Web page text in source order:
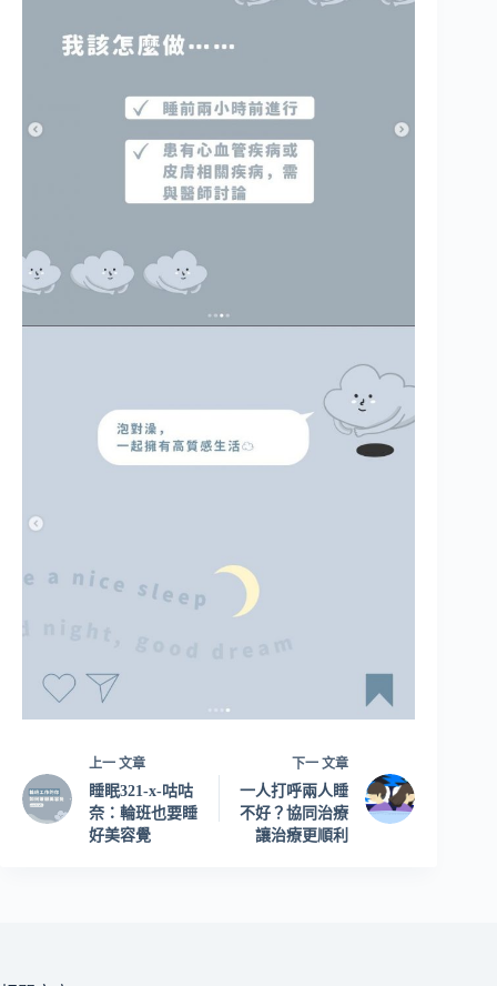
上一 文章
睡眠321-x-咕咕
奈：輪班也要睡
好美容覺
下一文章
一人打呼兩人睡
不好？協同治療
讓治療更順利